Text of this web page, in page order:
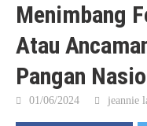
Menimbang
Atau
Pangan
01/06/2024 jeannie